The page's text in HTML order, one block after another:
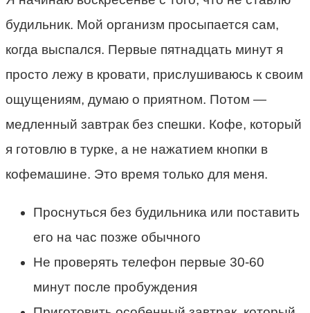
будильник. Мой организм просыпается сам,
когда выспался. Первые пятнадцать минут я
просто лежу в кровати, прислушиваюсь к своим
ощущениям, думаю о приятном. Потом —
медленный завтрак без спешки. Кофе, который
я готовлю в турке, а не нажатием кнопки в
кофемашине. Это время только для меня.
Проснуться без будильника или поставить
его на час позже обычного
Не проверять телефон первые 30-60
минут после пробуждения